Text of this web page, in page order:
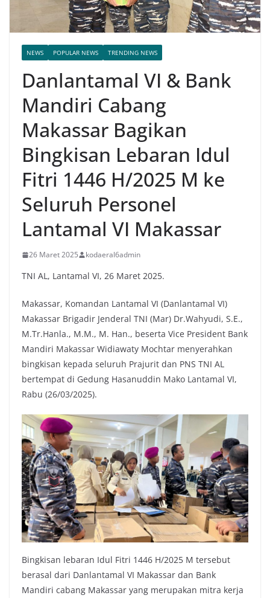
NEWS POPULAR NEWS TRENDING NEWS
Danlantamal VI & Bank
Mandiri Cabang
Makassar Bagikan
Bingkisan Lebaran Idul
Fitri 1446 H/2025 M ke
Seluruh Personel
Lantamal VI Makassar
26 Maret 2025 kodaeral6admin
TNI AL, Lantamal VI, 26 Maret 2025.
Makassar, Komandan Lantamal VI (Danlantamal VI)
Makassar Brigadir Jenderal TNI (Mar) Dr.Wahyudi, S.E.,
M.Tr.Hanla., M.M., M. Han., beserta Vice President Bank
Mandiri Makassar Widiawaty Mochtar menyerahkan
bingkisan kepada seluruh Prajurit dan PNS TNI AL
bertempat di Gedung Hasanuddin Mako Lantamal VI,
Rabu (26/03/2025).
Bingkisan lebaran Idul Fitri 1446 H/2025 M tersebut
berasal dari Danlantamal VI Makassar dan Bank
Mandiri cabang Makassar yang merupakan mitra kerja